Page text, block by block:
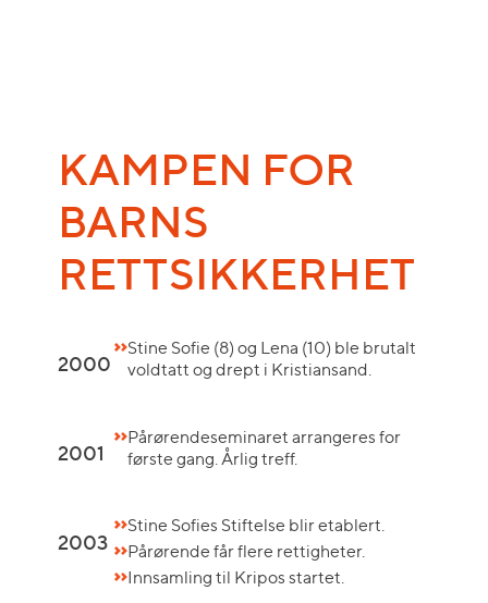
KAMPEN FOR
BARNS
RETTSIKKERHET
2000
Stine Sofie (8) og Lena (10) ble brutalt
voldtatt og drept i Kristiansand.
2001
Pårørendeseminaret arrangeres for
første gang. Årlig treff.
2003
Stine Sofies Stiftelse blir etablert.
Pårørende får flere rettigheter.
Innsamling til Kripos startet.